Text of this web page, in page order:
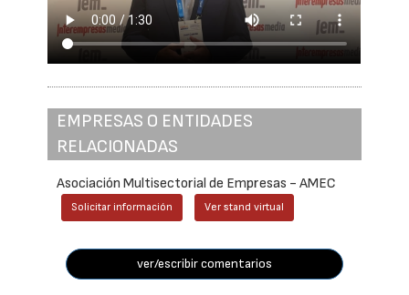
EMPRESAS O ENTIDADES
RELACIONADAS
Asociación Multisectorial de Empresas - AMEC
Solicitar información Ver stand virtual
ver/escribir comentarios